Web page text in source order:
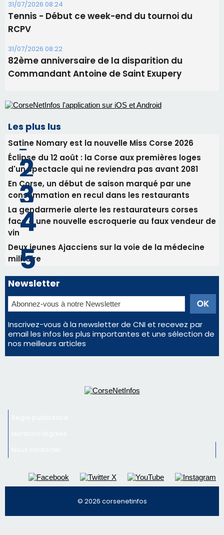
31/07/2026 08:24
Tennis - Début ce week-end du tournoi du
RCPV
31/07/2026 08:22
82ème anniversaire de la disparition du
Commandant Antoine de Saint Exupery
Les plus lus
Satine Nomary est la nouvelle Miss Corse 2026
Éclipse du 12 août : la Corse aux premières loges
d'un spectacle qui ne reviendra pas avant 2081
En Corse, un début de saison marqué par une
consommation en recul dans les restaurants
La gendarmerie alerte les restaurateurs corses
face à une nouvelle escroquerie au faux vendeur de
vin
Deux jeunes Ajacciens sur la voie de la médecine
militaire
Newsletter
Inscrivez-vous à la newsletter de CNI et recevez par
email les infos les plus importantes et une sélection de
nos meilleurs articles
© 2026 corsenetinfos